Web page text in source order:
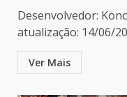
Desenvolvedor:
atualização: 14/06/
Ver Mais